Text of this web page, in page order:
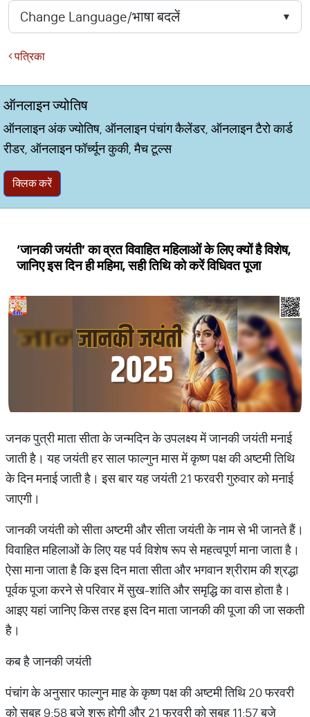
पत्रिका
ऑनलाइन ज्योतिष
ऑनलाइन अंक ज्योतिष, ऑनलाइन पंचांग कैलेंडर, ऑनलाइन टैरो कार्ड
रीडर, ऑनलाइन फॉर्च्यून कुकी, मैच टूल्स
क्लिक करें
‘जानकी जयंती’ का व्रत विवाहित महिलाओं के लिए क्यों है विशेष,
जानिए इस दिन ही महिमा, सही तिथि को करें विधिवत पूजा
जनक पुत्री माता सीता के जन्मदिन के उपलक्ष्य में जानकी जयंती मनाई
जाती है। यह जयंती हर साल फाल्गुन मास में कृष्ण पक्ष की अष्टमी तिथि
के दिन मनाई जाती है। इस बार यह जयंती 21 फरवरी गुरुवार को मनाई
जाएगी।
जानकी जयंती को सीता अष्टमी और सीता जयंती के नाम से भी जानते हैं।
विवाहित महिलाओं के लिए यह पर्व विशेष रूप से महत्वपूर्ण माना जाता है।
ऐसा माना जाता है कि इस दिन माता सीता और भगवान श्रीराम की श्रद्धा
पूर्वक पूजा करने से परिवार में सुख-शांति और समृद्धि का वास होता है।
आइए यहां जानिए किस तरह इस दिन माता जानकी की पूजा की जा सकती
है।
कब है जानकी जयंती
पंचांग के अनुसार फाल्गुन माह के कृष्ण पक्ष की अष्टमी तिथि 20 फरवरी
को सुबह 9:58 बजे शुरू होगी और 21 फरवरी को सुबह 11:57 बजे